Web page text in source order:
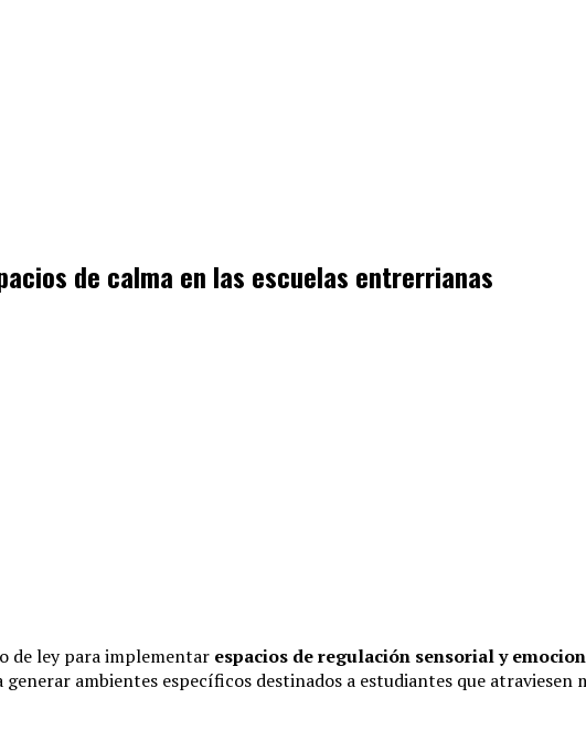
de calma en las escuelas entrerrianas
de ley para implementar espacios de regulación sensorial y
ambientes específicos destinados a estudiantes que